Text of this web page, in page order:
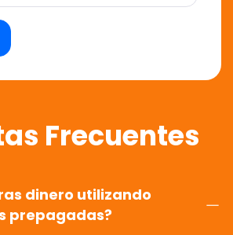
Frecuentes
dinero utilizando
prepagadas?